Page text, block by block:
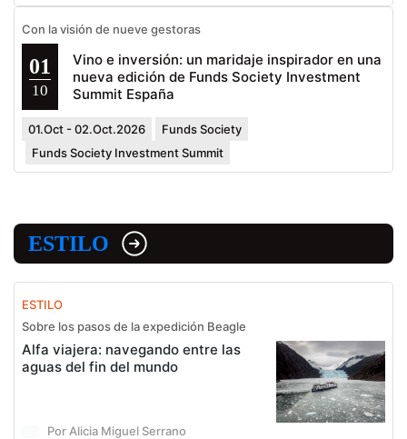
Con la visión de nueve gestoras
01
10
Vino e inversión: un maridaje inspirador en una
nueva edición de Funds Society Investment
Summit España
01.Oct - 02.Oct.2026
Funds Society
Funds Society Investment Summit
ESTILO
ESTILO
Sobre los pasos de la expedición Beagle
Alfa viajera: navegando entre las
aguas del fin del mundo
Por Alicia Miguel Serrano